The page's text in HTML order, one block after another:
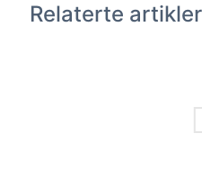
Relaterte artikler